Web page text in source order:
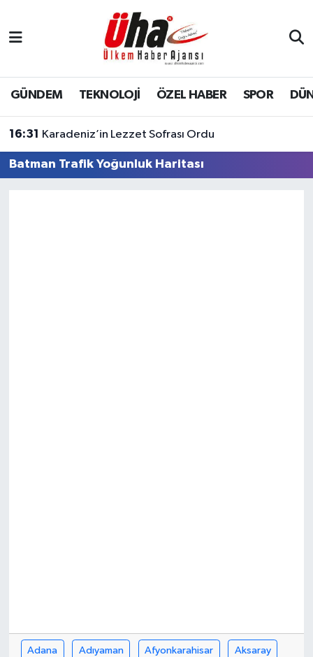
GÜNDEM TEKNOLOJİ ÖZEL HABER SPOR
16:31 Karadeniz’in Lezzet Sofrası Ordu
Batman Trafik Yoğunluk Haritası
Adana Adıyaman Afyonkarahisar Aksaray
İstanbul Nöbetçi Eczaneler
İstanbul Hava Durumu
İstanbul Trafik Yoğunluk Haritası